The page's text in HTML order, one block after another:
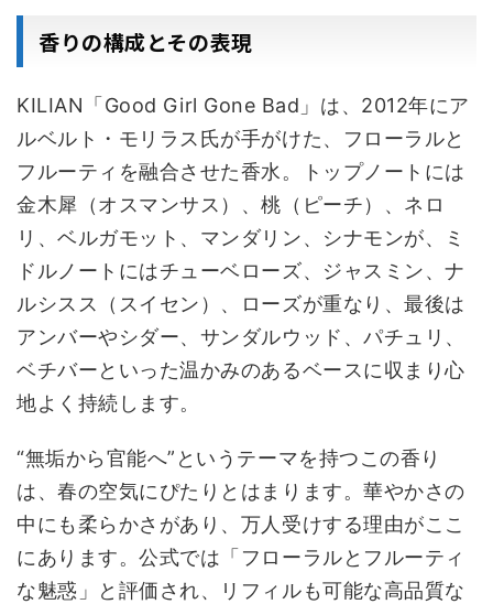
香りの構成とその表現
KILIAN「Good Girl Gone Bad」は、2012年にア
ルベルト・モリラス氏が手がけた、フローラルと
フルーティを融合させた香水。トップノートには
金木犀（オスマンサス）、桃（ピーチ）、ネロ
リ、ベルガモット、マンダリン、シナモンが、ミ
ドルノートにはチューベローズ、ジャスミン、ナ
ルシスス（スイセン）、ローズが重なり、最後は
アンバーやシダー、サンダルウッド、パチュリ、
ベチバーといった温かみのあるベースに収まり心
地よく持続します。
“無垢から官能へ”というテーマを持つこの香り
は、春の空気にぴたりとはまります。華やかさの
中にも柔らかさがあり、万人受けする理由がここ
にあります。公式では「フローラルとフルーティ
な魅惑」と評価され、リフィルも可能な高品質な